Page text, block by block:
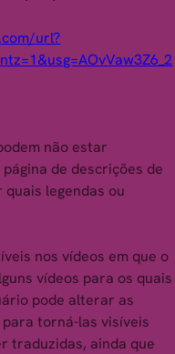
url?
não estar
de descrições de
legendas ou
nos vídeos em que o
vídeos para os quais
pode alterar as
torná-las visíveis
traduzidas, ainda que